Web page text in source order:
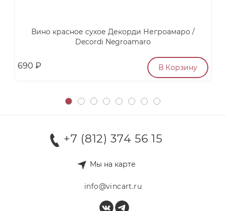
Вино красное сухое Декорди Негроамаро /
Decordi Negroamaro
690 ₽ В Корзину
+7 (812) 374 56 15
Мы на карте
info@vincart.ru